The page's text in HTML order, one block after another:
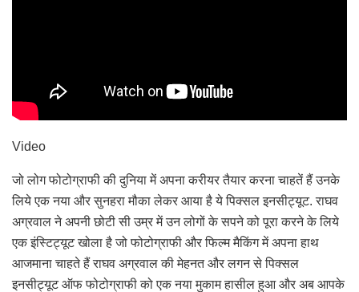
Video
जो लोग फोटोग्राफी की दुनिया में अपना करीयर तैयार करना चाहतें हैं उनके
लिये एक नया और सुनहरा मौका लेकर आया है ये पिक्सल इनसीट्यूट. राघव
अग्रवाल ने अपनी छोटी सी उम्र में उन लोगों के सपने को पूरा करने के लिये
एक इंस्टिट्यूट खोला है जो फोटोग्राफी और फिल्म मैकिंग में अपना हाथ
आजमाना चाहते हैं राघव अग्रवाल की मेहनत और लगन से पिक्सल
इनसीट्यूट ऑफ फोटोग्राफी को एक नया मुकाम हासील हुआ और अब आपके